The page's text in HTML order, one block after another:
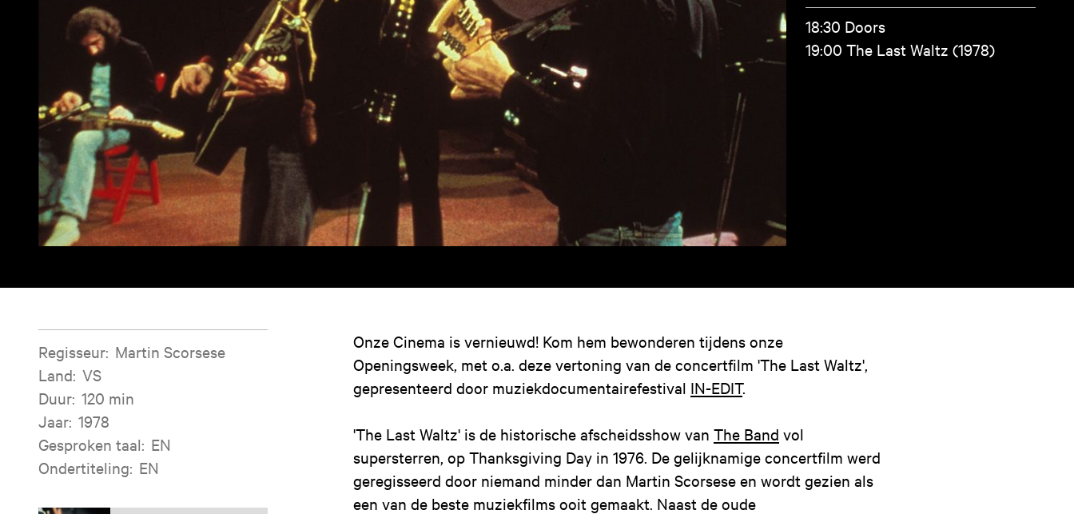
18:30 Doors
19:00 The Last Waltz (1978)
Filminformatie
Regisseur: Martin Scorsese
Land: VS
Duur: 120 min
Jaar: 1978
Gesproken taal: EN
Ondertiteling: EN
Onze Cinema is vernieuwd! Kom hem bewonderen tijdens onze
Openingsweek, met o.a. deze vertoning van de concertfilm 'The Last Waltz',
gepresenteerd door muziekdocumentairefestival IN-EDIT.
'The Last Waltz' is de historische afscheidsshow van The Band vol
supersterren, op Thanksgiving Day in 1976. De gelijknamige concertfilm werd
geregisseerd door niemand minder dan Martin Scorsese en wordt gezien als
een van de beste muziekfilms ooit gemaakt. Naast de oude